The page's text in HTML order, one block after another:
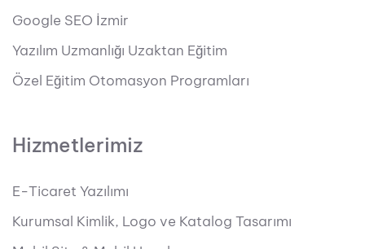
Google SEO İzmir
Yazılım Uzmanlığı Uzaktan Eğitim
Özel Eğitim Otomasyon Programları
Hizmetlerimiz
E-Ticaret Yazılımı
Kurumsal Kimlik, Logo ve Katalog Tasarımı